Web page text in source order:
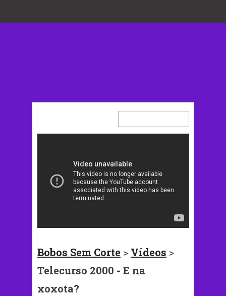
Bobos Sem Corte > Vídeos >
Telecurso 2000 - E na
xoxota?